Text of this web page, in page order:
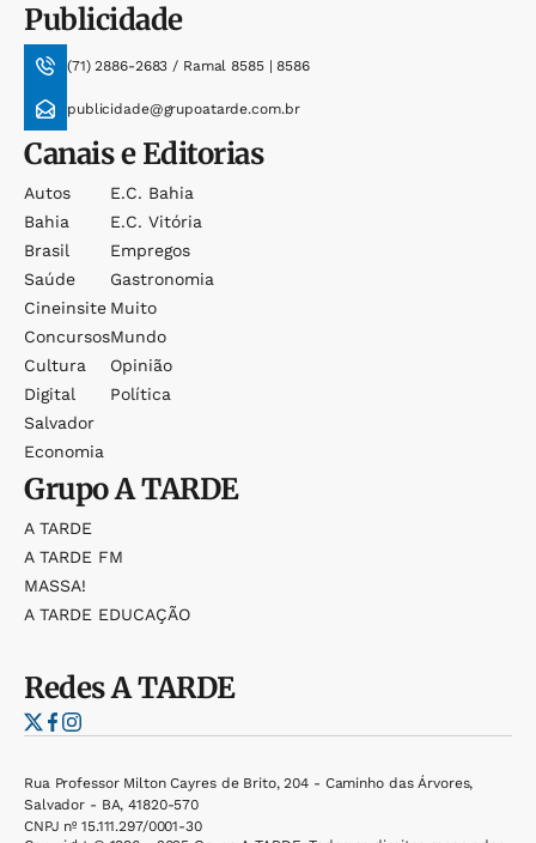
Publicidade
(71) 2886-2683 / Ramal 8585 | 8586
publicidade@grupoatarde.com.br
Canais e Editorias
Autos
Bahia
Brasil
Saúde
Cineinsite
Concursos
Cultura
Digital
Salvador
Economia
E.c. Bahia
E.c. Vitória
Empregos
Gastronomia
Muito
Mundo
Opinião
Política
GrupoA TARDE
A TARDE
A TARDE FM
MASSA!
A TARDE EDUCAÇÃO
RedesA TARDE
Rua Professor Milton Cayres de Brito, 204 - Caminho das Árvores,
Salvador - BA, 41820-570
CNPJ nº 15.111.297/0001-30